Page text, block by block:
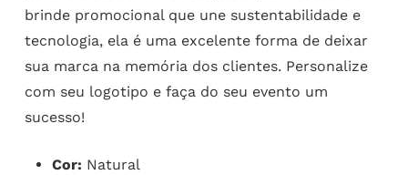
brinde promocional que une sustentabilidade e
tecnologia, ela é uma excelente forma de deixar
sua marca na memória dos clientes. Personalize
com seu logotipo e faça do seu evento um
sucesso!
Cor: Natural